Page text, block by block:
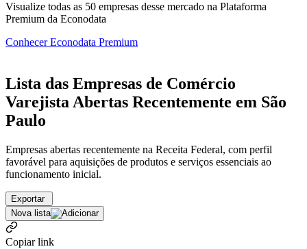
Visualize todas as 50 empresas desse mercado na Plataforma
Premium da Econodata
Conhecer Econodata Premium
Lista das Empresas de Comércio
Varejista Abertas Recentemente em São
Paulo
Empresas abertas recentemente na Receita Federal, com perfil
favorável para aquisições de produtos e serviços essenciais ao
funcionamento inicial.
Exportar
Nova lista
Copiar link